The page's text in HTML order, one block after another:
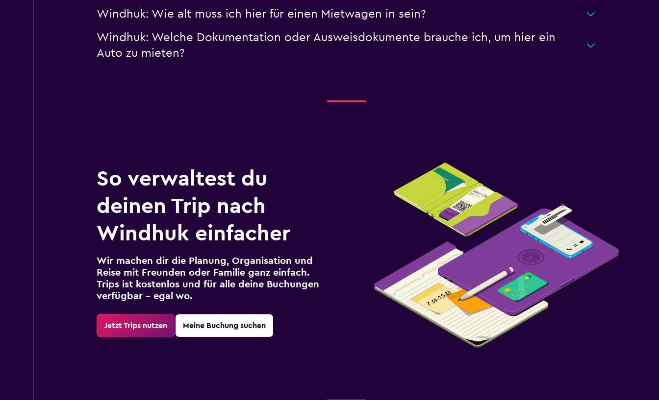
Windhuk: Wie alt muss ich hier für einen Mietwagen in sein?
Windhuk: Welche Dokumentation oder Ausweisdokumente brauche ich, um hier ein
Auto zu mieten?
So verwaltest du
deinen Trip nach
Windhuk einfacher
Wir machen dir die Planung, Organisation und
Reise mit Freunden oder Familie ganz einfach.
Trips ist kostenlos und für alle deine Buchungen
verfügbar – egal wo.
Jetzt Trips nutzen Meine Buchung suchen